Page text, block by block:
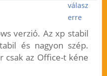
válasz
erre
verzió. Az xp stabil
és nagyon szép.
csak az Office-t kéne